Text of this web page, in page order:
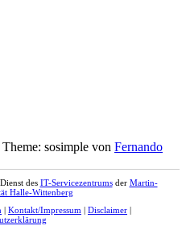
Theme: sosimple von Fernando
des IT-Servicezentrumsder Martin-
Halle-Wittenberg
Kontakt/Impressum Disclaimer